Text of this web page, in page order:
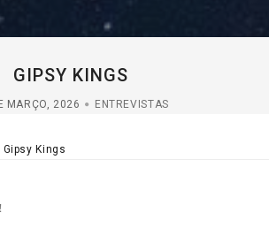
GIPSY KINGS
MARÇO, 2026 ENTREVISTAS
Gipsy Kings